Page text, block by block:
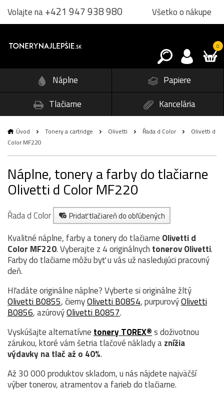
Volajte na+421 947 938 980 Všetko o nákupe
0
Náplne
Papiere
Tlačiarne
Kancelária
Úvod Tonery a cartridge Olivetti Řada d Color
Olivetti d
Color MF220
Náplne, tonery a farby do tlačiarne
Olivetti d Color MF220
Řada d Color Pridať tlačiareň do obľúbených
Kvalitné náplne, farby a tonery do tlačiarne Olivetti d
Color MF220. Vyberajte z 4 originálnych tonerovOlivetti.
Farby do tlačiarne môžu byť u vás už nasledujúci pracovný
deň.
Hľadáte originálne náplne? Vyberte si originálne žltý
Olivetti B0855, čiernyOlivetti B0854, purpurovýOlivetti
B0856, azúrovýOlivetti B0857.
Vyskúšajte alternatívne tonery TOREX®s doživotnou
zárukou, ktoré vám šetria tlačové náklady aznížia
výdavky na tlač až o 40%.
Až 30 000 produktov skladom, u nás nájdete najväčší
výber tonerov, atramentov a farieb do tlačiarne.